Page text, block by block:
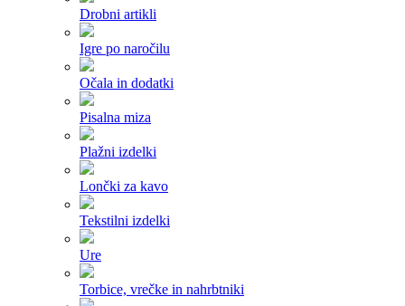
Drobni artikli
Igre po naročilu
Očala in dodatki
Pisalna miza
Plažni izdelki
Lončki za kavo
Tekstilni izdelki
Ure
Torbice, vrečke in nahrbtniki